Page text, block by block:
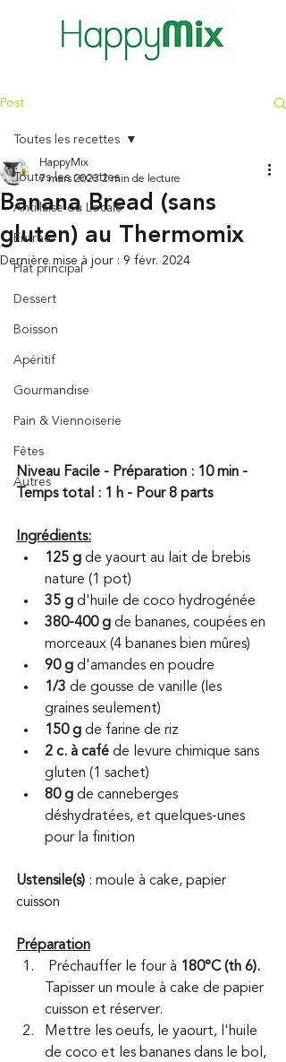
Post
Toutes les recettes
Antillaise ou Locale
Entrée
Plat principal
Dessert
Boisson
Apéritif
Gourmandise
Pain & Viennoiserie
Fêtes
Autres
Toutes les recettes
Banana Bread (sans
gluten) au Thermomix
HappyMix
7 mars 2023 2 min de lecture
Dernière mise à jour : 9 févr. 2024
Niveau Facile - Préparation : 10 min -
Temps total : 1 h - Pour 8 parts
Ingrédients:
125 g de yaourt au lait de brebis
nature (1 pot)
35 g d'huile de coco hydrogénée
380-400 g de bananes, coupées en
morceaux (4 bananes bien mûres)
90 g d'amandes en poudre
1/3 de gousse de vanille (les
graines seulement)
150 g de farine de riz
2 c. à café de levure chimique sans
gluten (1 sachet)
80 g de canneberges
déshydratées, et quelques-unes
pour la finition
Ustensile(s) : moule à cake, papier
cuisson
Préparation
Préchauffer le four à 180°C (th 6).
Tapisser un moule à cake de papier
cuisson et réserver.
Mettre les oeufs, le yaourt, l'huile
de coco et les bananes dans le bol,